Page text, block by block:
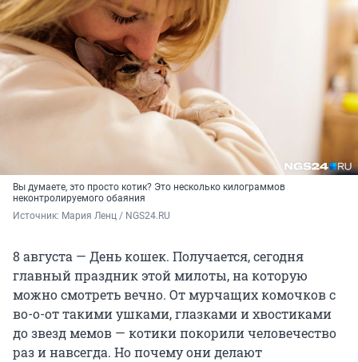
Вы думаете, это просто котик? Это несколько килограммов
неконтролируемого обаяния
Источник: Мария Ленц / NGS24.RU
8 августа — День кошек. Получается, сегодня
главный праздник этой милоты, на которую
можно смотреть вечно. От мурчащих комочков с
во-о-от такими ушками, глазками и хвостиками
до звезд мемов — котики покорили человечество
раз и навсегда. Но почему они делают